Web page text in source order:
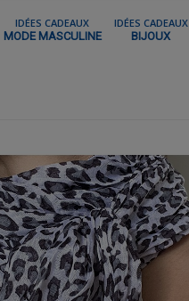
IDÉES CADEAUX
MODE MASCULINE
IDÉES CADEAUX
BIJOUX